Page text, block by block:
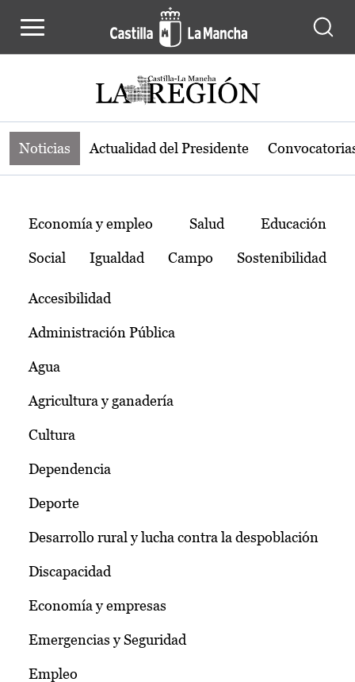
Noticias de la región de Castilla-La
Noticias Actualidad del Presidente
Temas
Economía y empleo Salud Educación
Social Igualdad Campo Sostenibilidad
Accesibilidad
Administración Pública
Agua
Agricultura y ganadería
Cultura
Dependencia
Deporte
Desarrollo rural y lucha contra la despoblación
Discapacidad
Economía y empresas
Emergencias y Seguridad
Empleo